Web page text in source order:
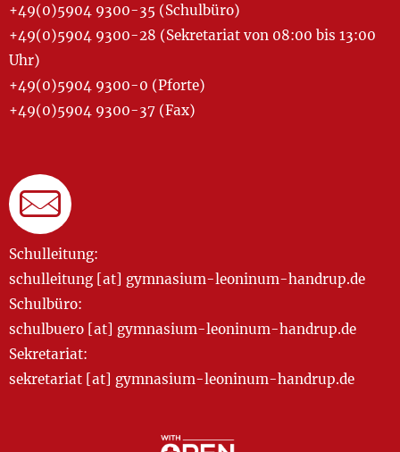
+49(0)5904 9300-35 (Schulbüro)
+49(0)5904 9300-28 (Sekretariat von 08:00 bis 13:00
Uhr)
+49(0)5904 9300-0 (Pforte)
+49(0)5904 9300-37 (Fax)
Schulleitung:
schulleitung [at] gymnasium-leoninum-handrup.de
Schulbüro:
schulbuero [at] gymnasium-leoninum-handrup.de
Sekretariat:
sekretariat [at] gymnasium-leoninum-handrup.de